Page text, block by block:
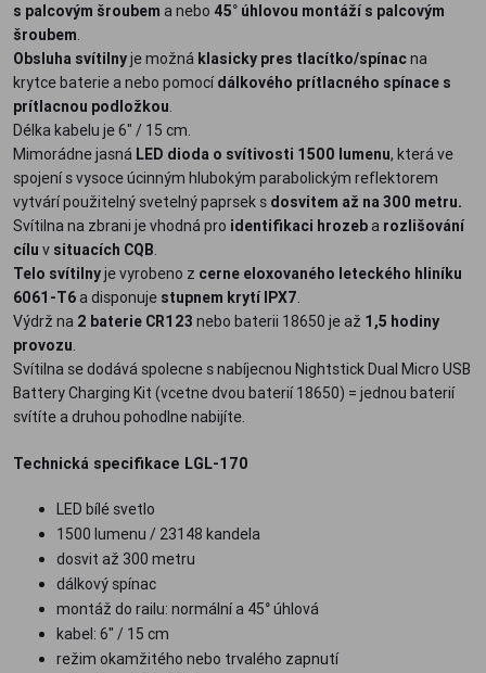
s palcovým šroubem a nebo 45° úhlovou montáží s palcovým
šroubem.
Obsluha svítilnyje možná klasicky pres tlacítko/spínacna
krytce baterie a nebo pomocídálkového prítlacného spínace s
prítlacnou podložkou.
Délka kabelu je 6" / 15 cm.
Mimorádne jasná LED dioda o svítivosti 1500 lumenu, která ve
spojení s vysoce úcinným hlubokým parabolickým reflektorem
vytvárí použitelný svetelný paprsek s dosvitem až na 300 metru.
Svítilna na zbrani je vhodná pro identifikaci hrozeba rozlišování
cílu v situacích CQB.
Telo svítilnyje vyrobeno z cerne eloxovaného leteckého hliníku
6061-T6a disponuje stupnem krytí IPX7.
Výdrž na 2 baterie CR123 nebo baterii 18650 je až 1,5 hodiny
provozu.
Svítilna se dodává spolecne s nabíjecnou Nightstick Dual Micro USB
Battery Charging Kit (vcetne dvou baterií 18650) = jednou baterií
svítíte a druhou pohodlne nabijíte.
Technická specifikace LGL-170
LED bílé svetlo
1500 lumenu / 23148 kandela
dosvit až 300 metru
dálkový spínac
montáž do railu: normální a 45° úhlová
kabel: 6" / 15 cm
režim okamžitého nebo trvalého zapnutí